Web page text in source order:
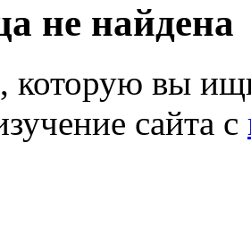
не найдена
которую вы
сайта с